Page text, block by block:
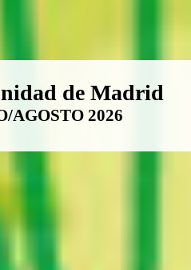
Comunidad de
de Madrid
AGOSTO 2026